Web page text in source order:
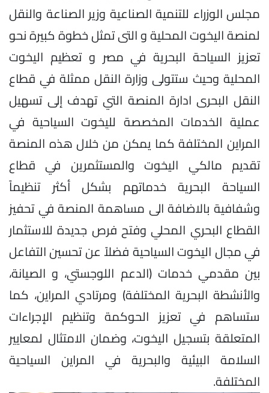
مجلس الوزراء للتنمية الصناعية وزير الصناعة والنقل
لمنصة اليخوت المحلية و التى تمثل خطوة كبيرة نحو
تعزيز السياحة البحرية في مصر و تعظيم اليخوت
المحلية وحيث ستتولى وزارة النقل ممثلة في قطاع
النقل البحرى ادارة المنصة التي تهدف إلى تسهيل
عملية الخدمات المخصصة لليخوت السياحية في
المراين المختلفة كما يمكن من خلال هذه المنصة
تقديم مالكي اليخوت والمستثمرين في قطاع
السياحة البحرية خدماتهم بشكل أكثر تنظيماً
وشفافية بالاضافة الى مساهمة المنصة في تحفيز
القطاع البحري المحلي وفتح فرص جديدة للاستثمار
في مجال اليخوت السياحية فضلاً عن تحسين التفاعل
بين مقدمي خدمات (الدعم اللوجستي، و الصيانة،
والأنشطة البحرية المختلفة) ومرتادي المراين، كما
ستساهم في تعزيز الحوكمة وتنظيم الإجراءات
المتعلقة بتسجيل اليخوت، وضمان الامتثال لمعايير
السلامة البيئية والبحرية في المراين السياحية
المختلفة.